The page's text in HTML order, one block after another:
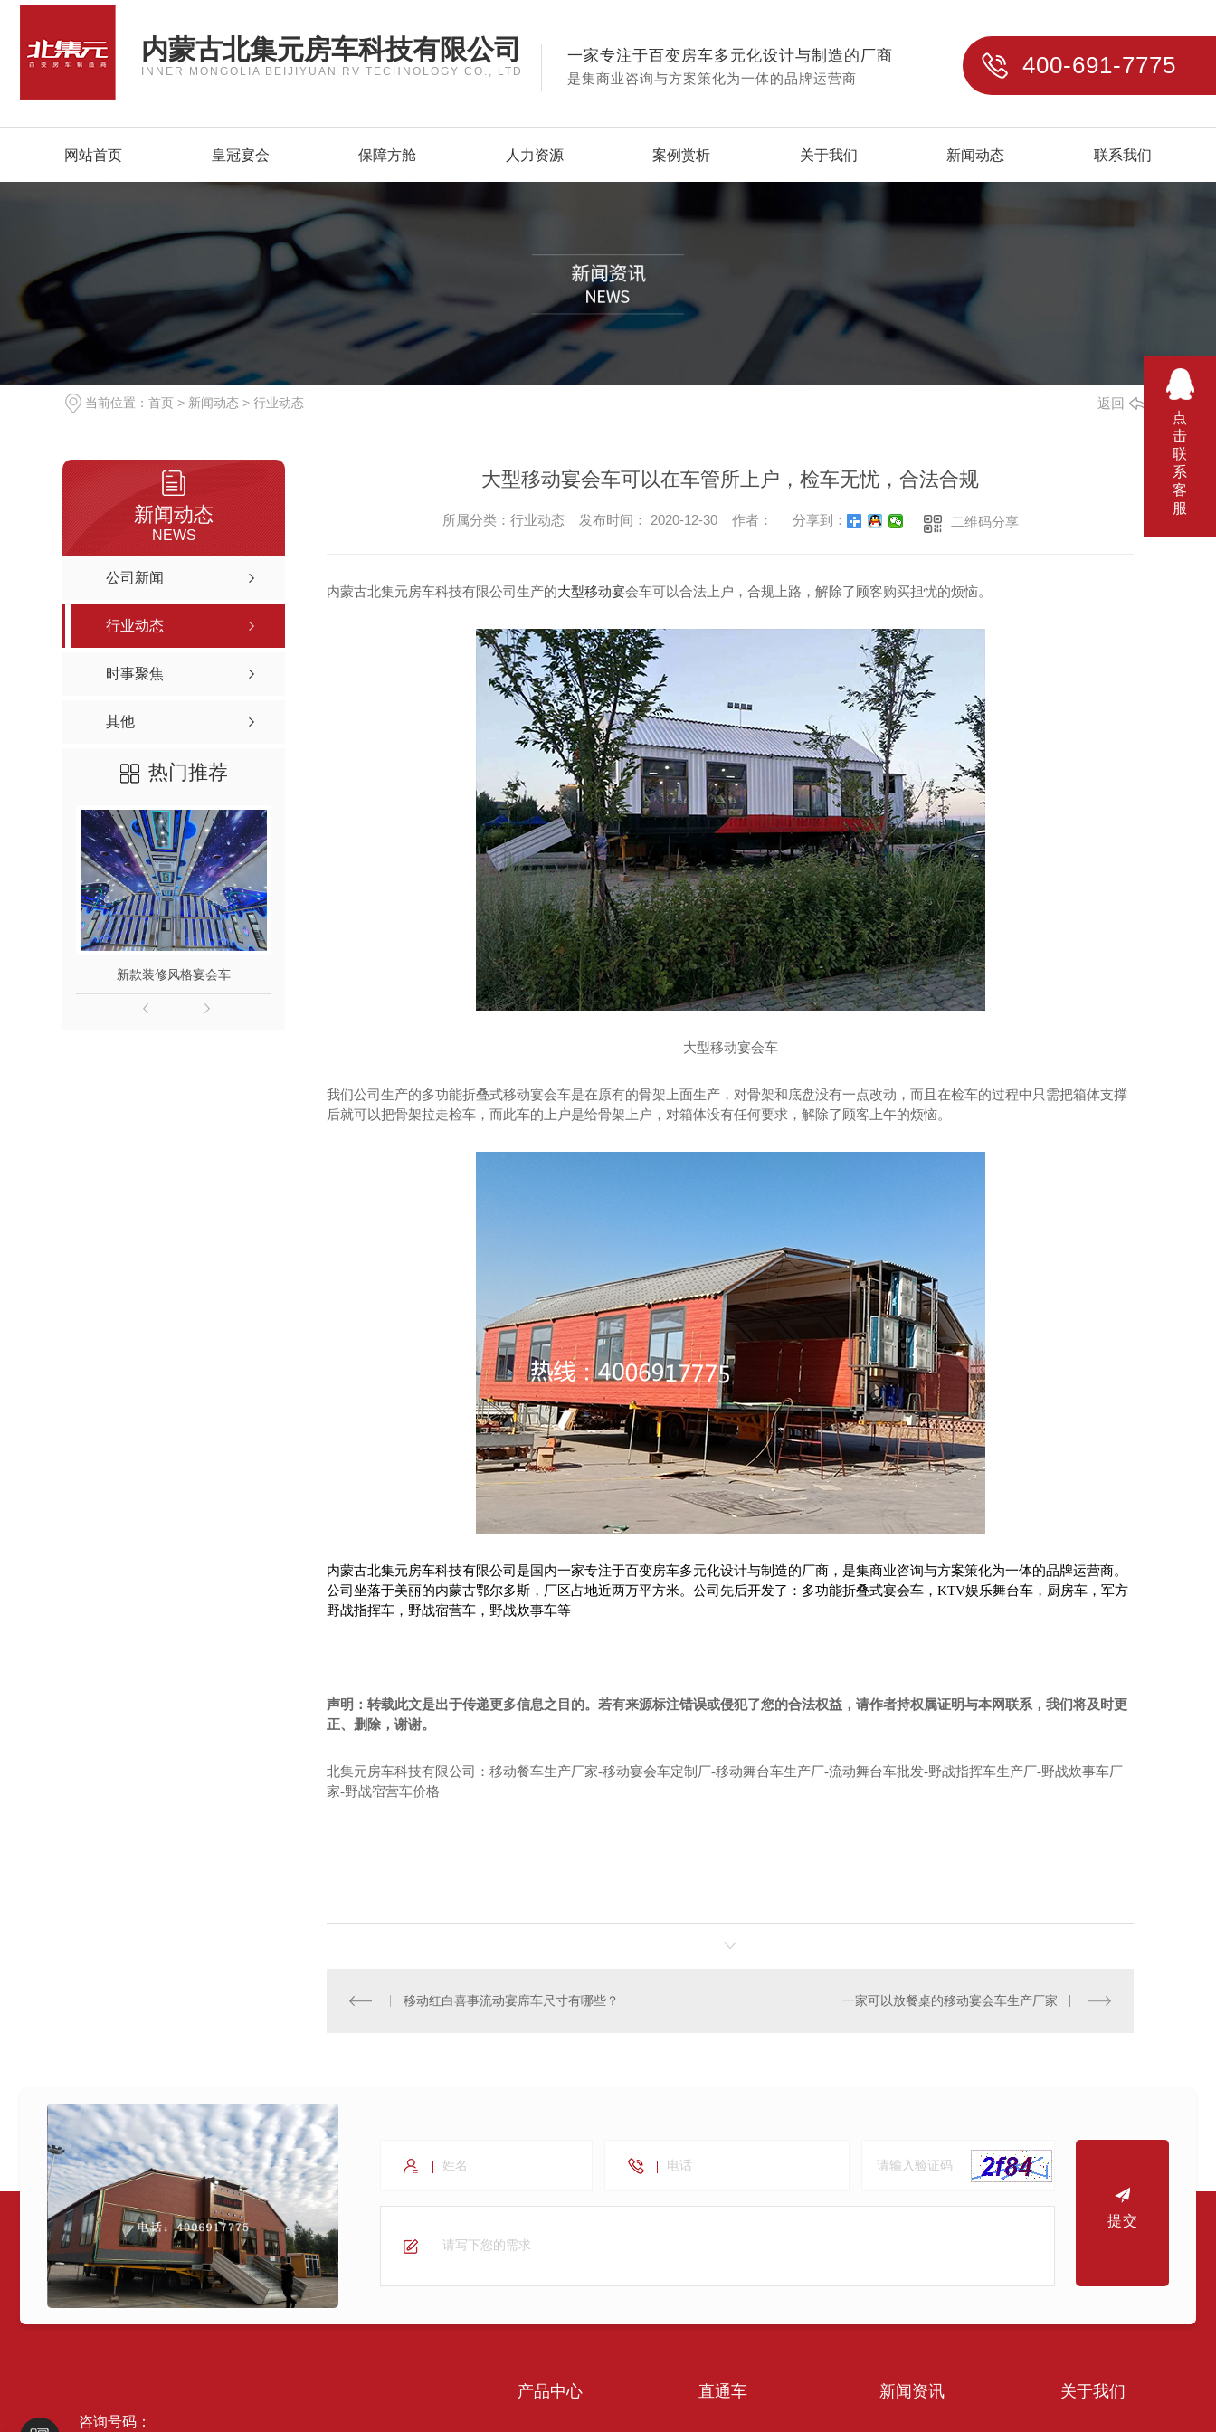
内蒙古北集元房车科技有限公司
INNER MONGOLIA BEIJIYUAN RV TECHNOLOGY CO., LTD
一家专注于百变房车多元化设计与制造的厂商
是集商业咨询与方案策化为一体的品牌运营商 400-691-7775
网站首页 皇冠宴会 保障方舱 人力资源 案例赏析 关于我们 新闻动态 联系我们
当前位置： 首页 > 新闻动态 > 行业动态 返回
新闻动态
NEWS
公司新闻
行业动态
时事聚焦
其他
热门推荐
新款装修风格宴会车 金标皇冠15米长宴会餐车 新款20桌宴会车厂家
大型移动宴会车可以在车管所上户，检车无忧，合法合规
所属分类：行业动态 发布时间： 2020-12-30 作者： 分享到： 二维码分享
内蒙古北集元房车科技有限公司生产的大型移动宴会车可以合法上户，合规上路，解除了顾客购买担忧的烦恼。
大型移动宴会车
我们公司生产的多功能折叠式移动宴会车是在原有的骨架上面生产，对骨架和底盘没有一点改动，而且在检车的过程中只需把箱体支撑
后就可以把骨架拉走检车，而此车的上户是给骨架上户，对箱体没有任何要求，解除了顾客上午的烦恼。
内蒙古北集元房车科技有限公司是国内一家专注于百变房车多元化设计与制造的厂商，是集商业咨询与方案策化为一体的品牌运营商。
公司坐落于美丽的内蒙古鄂尔多斯，厂区占地近两万平方米。公司先后开发了：多功能折叠式宴会车，KTV娱乐舞台车，厨房车，军方
野战指挥车，野战宿营车，野战炊事车等
声明：转载此文是出于传递更多信息之目的。若有来源标注错误或侵犯了您的合法权益，请作者持权属证明与本网联系，我们将及时更
正、删除，谢谢。
北集元房车科技有限公司：移动餐车生产厂家-移动宴会车定制厂-移动舞台车生产厂-流动舞台车批发-野战指挥车生产厂-野战炊事车厂
家-野战宿营车价格
移动红白喜事流动宴席车尺寸有哪些？ 一家可以放餐桌的移动宴会车生产厂家
提交
咨询号码：
产品中心 直通车 新闻资讯 关于我们
点
击
联
系
客
服